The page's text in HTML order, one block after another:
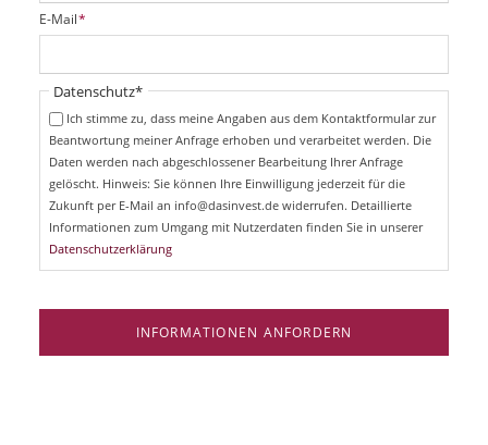
i
c
t
f
P
f
i
E-Mail*
Pflichtfeld
Datenschutz*
Ich stimme zu, dass meine Angaben aus dem Kontaktformular zur
Beantwortung meiner Anfrage erhoben und verarbeitet werden. Die
Daten werden nach abgeschlossener Bearbeitung Ihrer Anfrage
gelöscht. Hinweis: Sie können Ihre Einwilligung jederzeit für die
Zukunft per E-Mail an info@dasinvest.de widerrufen. Detaillierte
Informationen zum Umgang mit Nutzerdaten finden Sie in unserer
Datenschutzerklärung
INFORMATIONEN ANFORDERN